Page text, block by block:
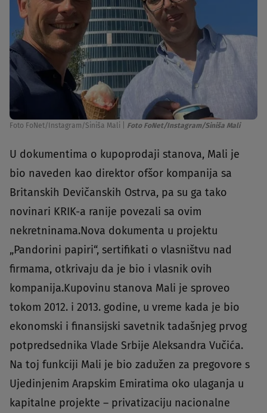
Foto FoNet/Instagram/Siniša Mali Foto FoNet/Instagram/Siniša Mali
U dokumentima o kupoprodaji stanova, Mali je
bio naveden kao direktor ofšor kompanija sa
Britanskih Devičanskih Ostrva, pa su ga tako
novinari KRIK-a ranije povezali sa ovim
nekretninama.Nova dokumenta u projektu
„Pandorini papiri“, sertifikati o vlasništvu nad
firmama, otkrivaju da je bio i vlasnik ovih
kompanija.Kupovinu stanova Mali je sproveo
tokom 2012. i 2013. godine, u vreme kada je bio
ekonomski i finansijski savetnik tadašnjeg prvog
potpredsednika Vlade Srbije Aleksandra Vučića.
Na toj funkciji Mali je bio zadužen za pregovore s
Ujedinjenim Arapskim Emiratima oko ulaganja u
kapitalne projekte – privatizaciju nacionalne